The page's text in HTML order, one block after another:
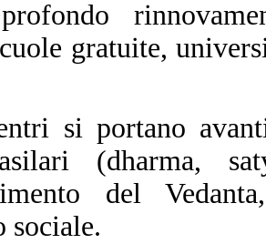
gratuite,
si portano
(dharma,
del
sociale.